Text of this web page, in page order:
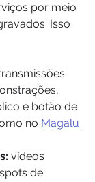
por meio
Isso
e botão de
no Magalu
vídeos
de